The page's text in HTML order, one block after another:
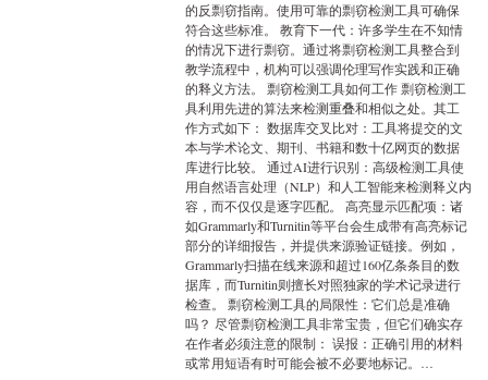
的反剽窃指南。使用可靠的剽窃检测工具可确保
符合这些标准。 教育下一代：许多学生在不知情
的情况下进行剽窃。通过将剽窃检测工具整合到
教学流程中，机构可以强调伦理写作实践和正确
的释义方法。 剽窃检测工具如何工作 剽窃检测工
具利用先进的算法来检测重叠和相似之处。其工
作方式如下： 数据库交叉比对：工具将提交的文
本与学术论文、期刊、书籍和数十亿网页的数据
库进行比较。 通过AI进行识别：高级检测工具使
用自然语言处理（NLP）和人工智能来检测释义内
容，而不仅仅是逐字匹配。 高亮显示匹配项：诸
如Grammarly和Turnitin等平台会生成带有高亮标记
部分的详细报告，并提供来源验证链接。例如，
Grammarly扫描在线来源和超过160亿条条目的数
据库，而Turnitin则擅长对照独家的学术记录进行
检查。 剽窃检测工具的局限性：它们总是准确
吗？ 尽管剽窃检测工具非常宝贵，但它们确实存
在作者必须注意的限制： 误报：正确引用的材料
或常用短语有时可能会被不必要地标记。…